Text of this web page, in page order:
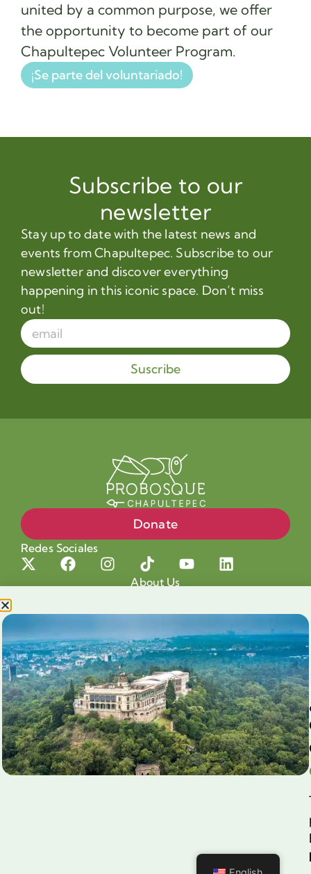
united by a common purpose, we offer
the opportunity to become part of our
Chapultepec Volunteer Program.
¡Se parte del voluntariado!
Subscribe to our
newsletter
Stay up to date with the latest news and
events from Chapultepec. Subscribe to our
newsletter and discover everything
happening in this iconic space. Don’t miss
out!
Suscribe
Donate
Redes Sociales
About Us
Our cause
Shop for a cause
Blog
Chapultepec Volunteering
Aliados
Legales
Prensa
Aviso de Privacidad